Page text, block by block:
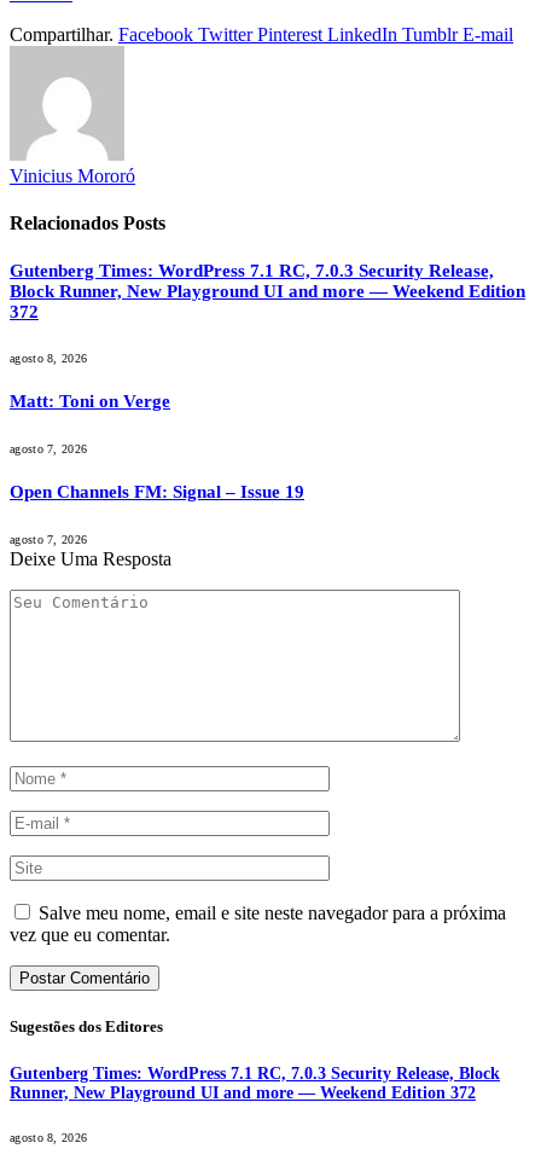
Compartilhar. Facebook Twitter Pinterest LinkedIn Tumblr E-mail
Vinicius Mororó
Relacionados Posts
Gutenberg Times: WordPress 7.1 RC, 7.0.3 Security Release,
Block Runner, New Playground UI and more — Weekend Edition
372
agosto 8, 2026
Matt: Toni on Verge
agosto 7, 2026
Open Channels FM: Signal – Issue 19
agosto 7, 2026
Deixe Uma Resposta
Salve meu nome, email e site neste navegador para a próxima
vez que eu comentar.
Sugestões dos Editores
Gutenberg Times: WordPress 7.1 RC, 7.0.3 Security Release, Block
Runner, New Playground UI and more — Weekend Edition 372
agosto 8, 2026